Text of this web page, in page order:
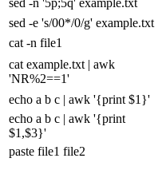
sed -n '5p;5q' example.txt
sed -e 's/00*/0/g' example.txt
cat -n file1
cat example.txt | awk
'NR%2==1'
echo a b c | awk '{print $1}'
echo a b c | awk '{print
$1,$3}'
paste file1 file2